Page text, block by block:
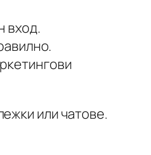
вход.
или чатове.